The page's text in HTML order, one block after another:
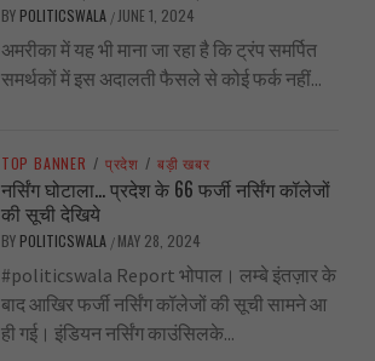
BY POLITICSWALA / JUNE 1, 2024
अमरीका में यह भी माना जा रहा है कि ट्रंप समर्पित
समर्थकों में इस अदालती फैसले से कोई फर्क नहीं...
TOP BANNER / प्रदेश / बड़ी खबर
नर्सिंग घोटाला… प्रदेश के 66 फर्जी नर्सिंग कॉलेजों
की सूची देखिये
BY POLITICSWALA / MAY 28, 2024
#politicswala Report भोपाल। लम्बे इंतज़ार के
बाद आखिर फर्जी नर्सिंग कॉलेजों की सूची सामने आ
ही गई। इंडियन नर्सिंग काउंसिलके...